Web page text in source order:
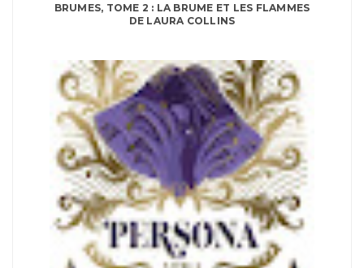
BRUMES, TOME 2 : LA BRUME ET LES FLAMMES
DE LAURA COLLINS